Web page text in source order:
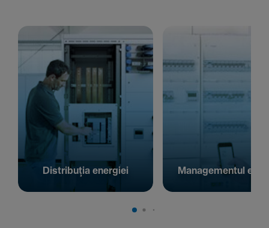
Distribuția energiei Managementul